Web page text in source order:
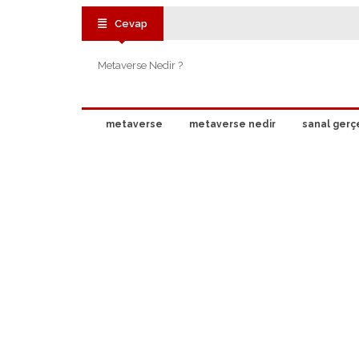
Cevap
Metaverse Nedir ?
metaverse metaverse nedir sanal